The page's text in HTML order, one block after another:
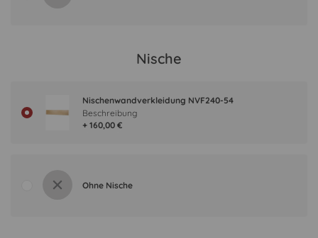
Nische
Nischenwandverkleidung NVF240-54
+ 160,00 €
Beschreibung
Ohne Nische